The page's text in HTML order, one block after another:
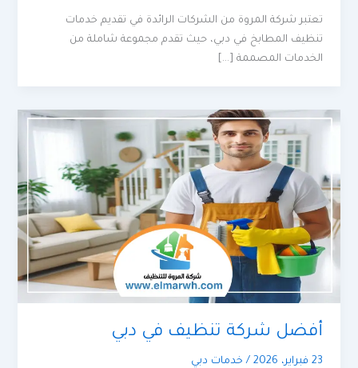
تعتبر شركة المروة من الشركات الرائدة في تقديم خدمات
تنظيف المطابخ في دبي، حيث تقدم مجموعة شاملة من
الخدمات المصممة […]
أفضل شركة تنظيف في دبي
23 فبراير، 2026 / خدمات دبي